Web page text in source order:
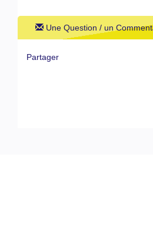
Une Question / un
Partager